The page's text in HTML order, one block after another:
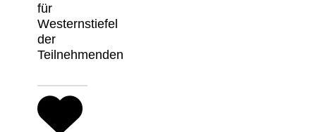
für
Westernstiefel
der
Teilnehmenden